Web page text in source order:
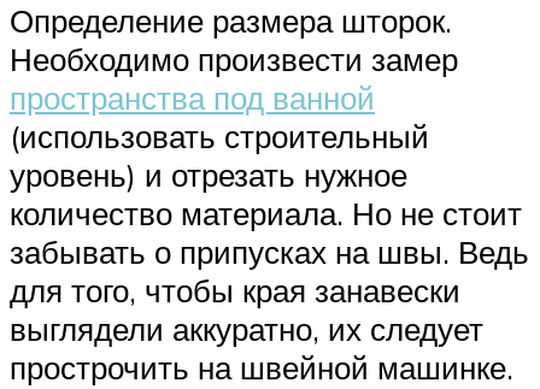
Определение размера шторок.
Необходимо произвести замер
пространства под ванной
(использовать строительный
уровень) и отрезать нужное
количество материала. Но не стоит
забывать о припусках на швы. Ведь
для того, чтобы края занавески
выглядели аккуратно, их следует
прострочить на швейной машинке.